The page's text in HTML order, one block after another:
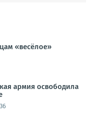
«весёлое»
армия освободила